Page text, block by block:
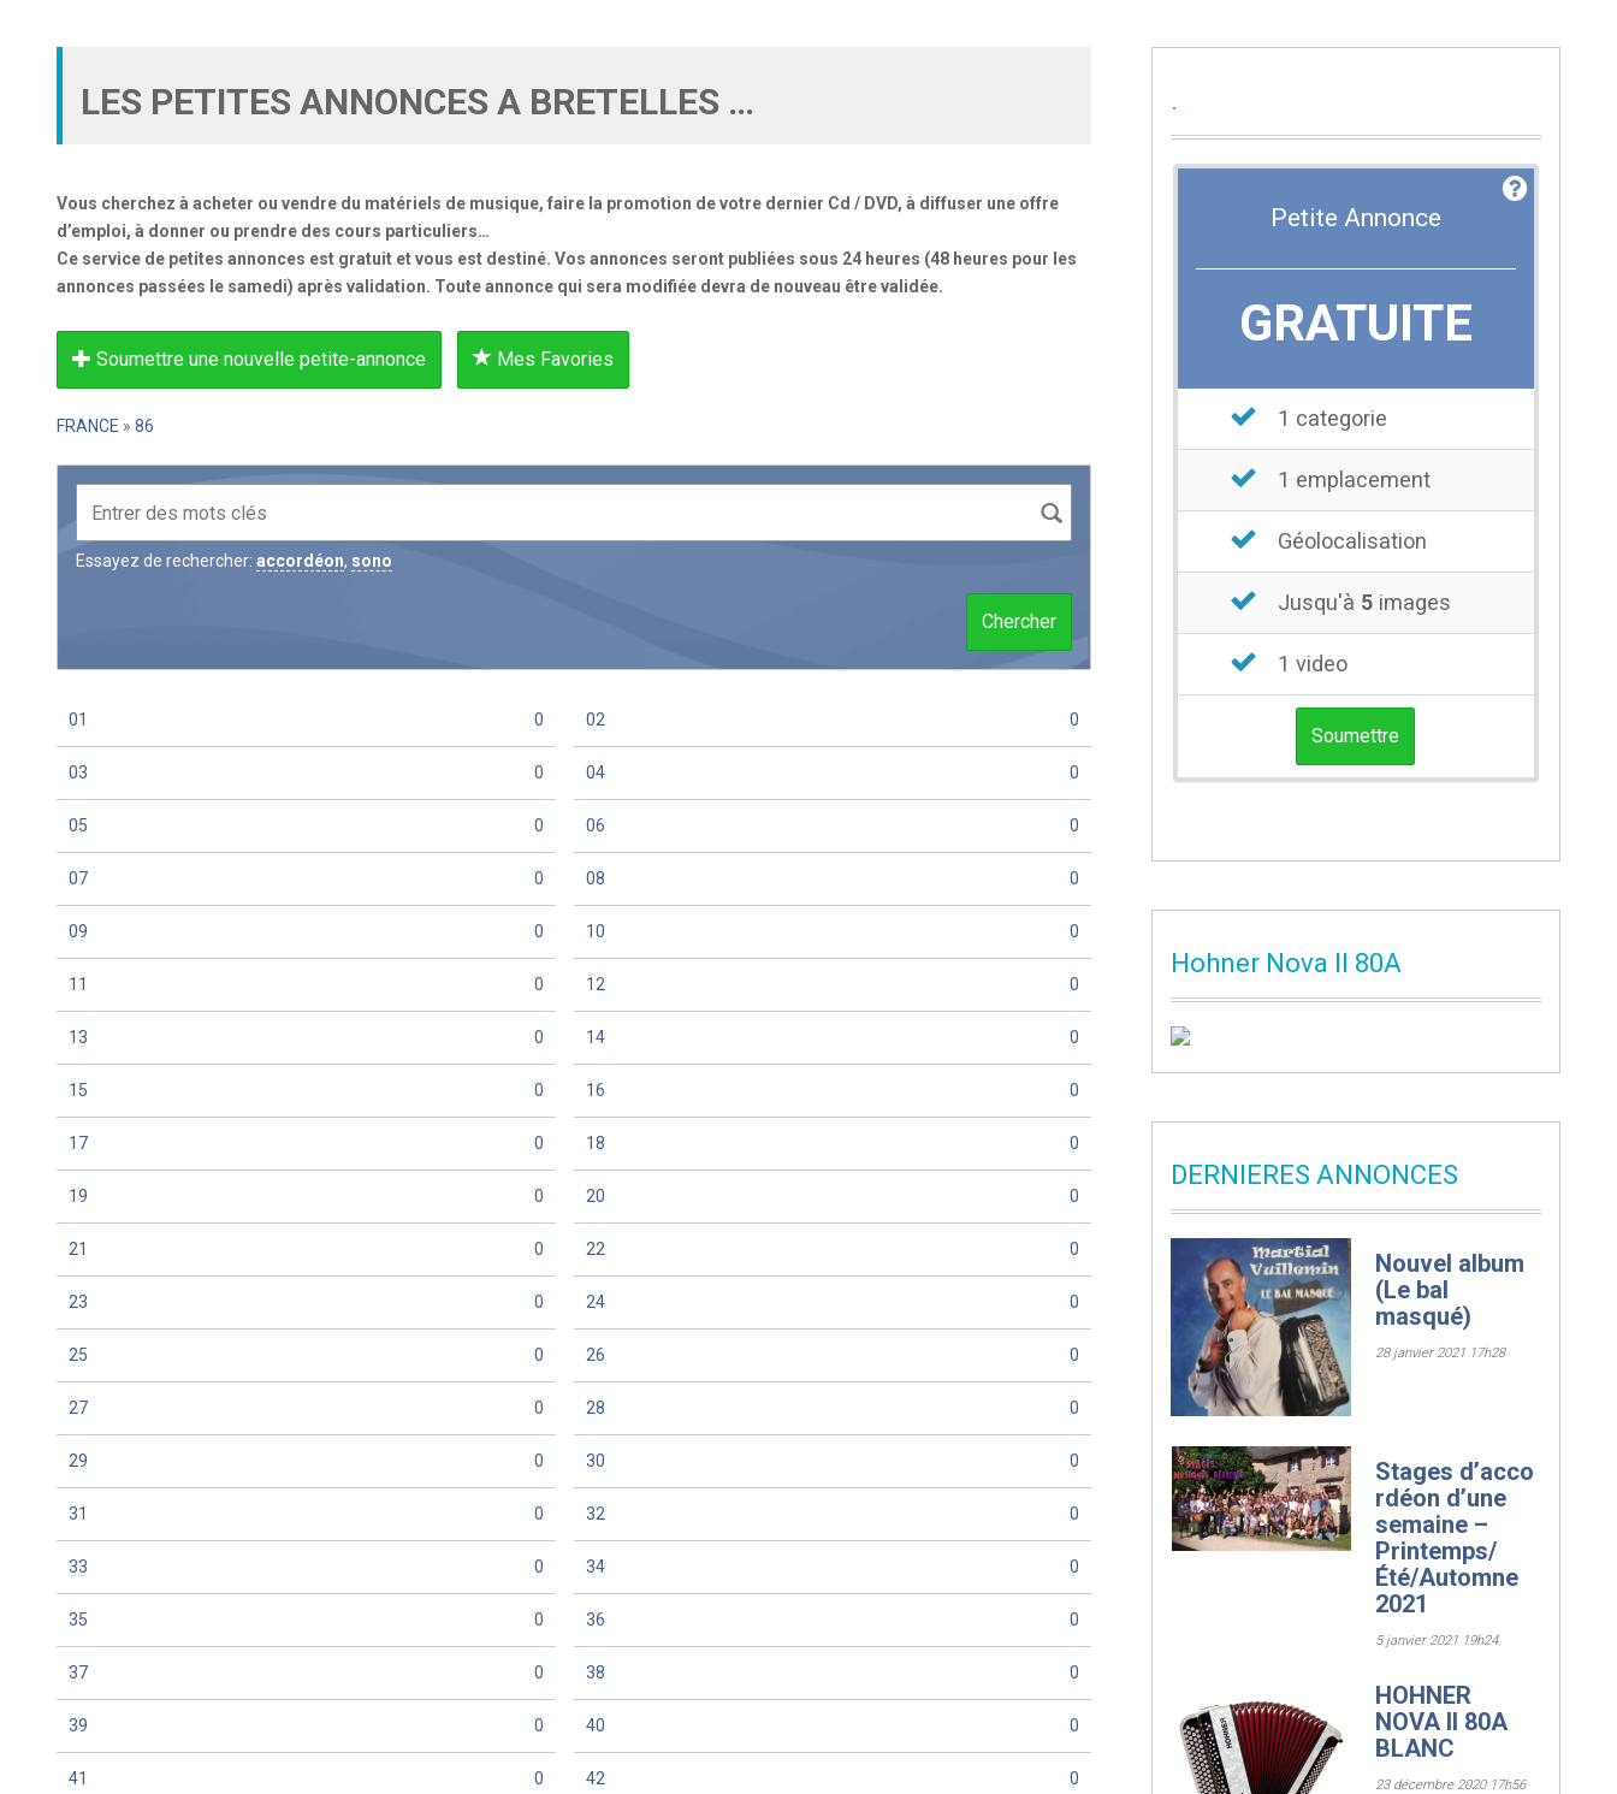
LES PETITES ANNONCES A BRETELLES …
Vous cherchez à acheter ou vendre du matériels de musique, faire la promotion de votre dernier Cd / DVD, à diffuser une offre
d’emploi, à donner ou prendre des cours particuliers…
Ce service de petites annonces est gratuit et vous est destiné. Vos annonces seront publiées sous 24 heures (48 heures pour les
annonces passées le samedi) après validation. Toute annonce qui sera modifiée devra de nouveau être validée.
Soumettre une nouvelle petite-annonce Mes Favories
FRANCE » 86
Essayez de rechercher: accordéon, sono
Chercher
01 0 02 0
03 0 04 0
05 0 06 0
07 0 08 0
09 0 10 0
11 0 12 0
13 0 14 0
15 0 16 0
17 0 18 0
19 0 20 0
21 0 22 0
23 0 24 0
25 0 26 0
27 0 28 0
29 0 30 0
31 0 32 0
33 0 34 0
35 0 36 0
37 0 38 0
39 0 40 0
41 0 42 0
.
Petite Annonce
GRATUITE
1 categorie
1 emplacement
Géolocalisation
Jusqu'à 5 images
1 video
Soumettre
Hohner Nova II 80A
DERNIERES ANNONCES
Nouvel album
(Le bal
masqué)
28 janvier 2021 17h28
Stages d’acco
rdéon d’une
semaine –
Printemps/
Été/Automne
2021
5 janvier 2021 19h24
HOHNER
NOVA II 80A
BLANC
23 décembre 2020 17h56